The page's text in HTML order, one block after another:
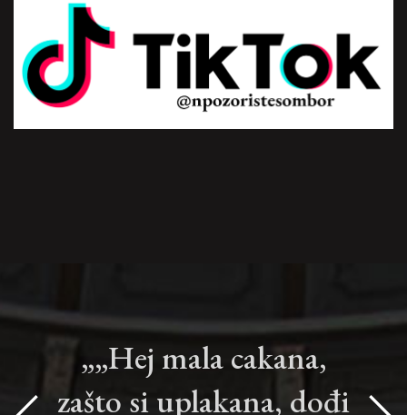
„„Hej mala cakana,
zašto si uplakana, dođi